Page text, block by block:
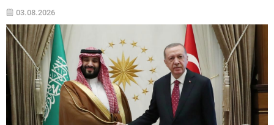
noktalar arasında gösterildi. Operasyonlarda Ele Geçirilen
Yerleşimler...
03.08.2026